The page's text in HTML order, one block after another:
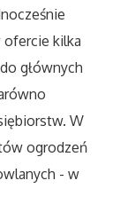
ofercie kilka
głównych
W
ogrodzeń
- w